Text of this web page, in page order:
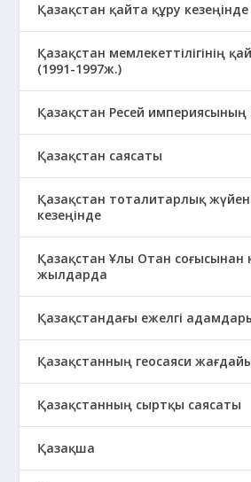
Қазақстан қайта құру
Қазақстан мемлекеттілігінің
(1991-1997ж.)
Қазақстан Ресей
Қазақстан саясаты
Қазақстан тоталитарлық
кезеңінде
Қазақстан Ұлы Отан соғысынан
жылдарда
Қазақстандағы ежелгі
Қазақстанның геосаяси
Қазақстанның сыртқы саясаты
Қазақша